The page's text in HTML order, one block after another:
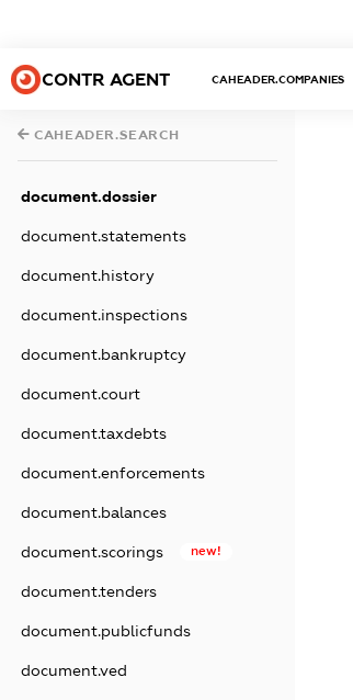
CONTR AGENT CAHEADER.COMPANIES
CAHEADER.SEARCH
document.dossier
document.statements
document.history
document.inspections
document.bankruptcy
document.court
document.taxdebts
document.enforcements
document.balances
document.scorings new!
document.tenders
document.publicfunds
document.ved